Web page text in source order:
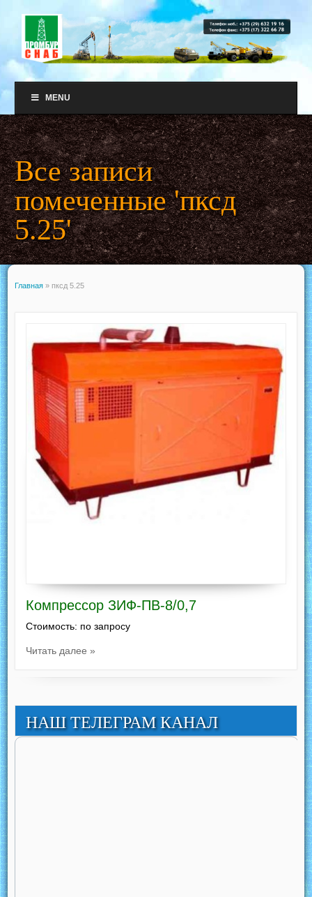
MENU
Все записи
помеченные 'пксд
5.25'
Главная » пксд 5.25
Компрессор ЗИФ-ПВ-8/0,7
Стоимость: по запросу
Читать далее »
НАШ ТЕЛЕГРАМ КАНАЛ